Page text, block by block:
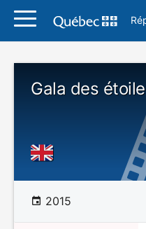
Gala des
2015